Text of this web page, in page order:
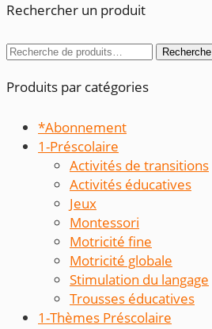
Rechercher un produit
Recherche
Recherche
Produits par catégories
*Abonnement
1-Préscolaire
Activités de transitions
Activités éducatives
Jeux
Montessori
Motricité fine
Motricité globale
Stimulation du langage
Trousses éducatives
1-Thèmes Préscolaire